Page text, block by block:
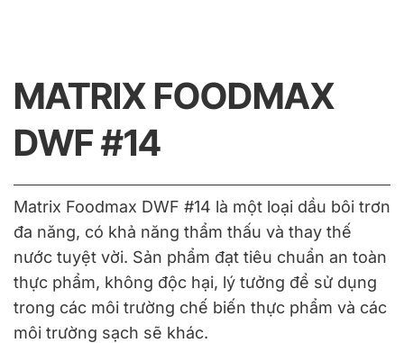
MATRIX FOODMAX
DWF #14
Matrix Foodmax DWF #14 là một loại dầu bôi trơn
đa năng, có khả năng thẩm thấu và thay thế
nước tuyệt vời. Sản phẩm đạt tiêu chuẩn an toàn
thực phẩm, không độc hại, lý tưởng để sử dụng
trong các môi trường chế biến thực phẩm và các
môi trường sạch sẽ khác.